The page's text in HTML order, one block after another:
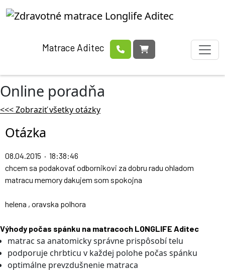
Matrace Aditec
Online poradňa
<<< Zobraziť všetky otázky
Otázka
08.04.2015 · 18:38:46
chcem sa podakovať odbornikovi za dobru radu ohladom
matracu memory dakujem som spokojna
helena , oravska polhora
Výhody počas spánku na matracoch LONGLIFE Aditec
matrac sa anatomicky správne prispôsobí telu
podporuje chrbticu v každej polohe počas spánku
optimálne prevzdušnenie matraca